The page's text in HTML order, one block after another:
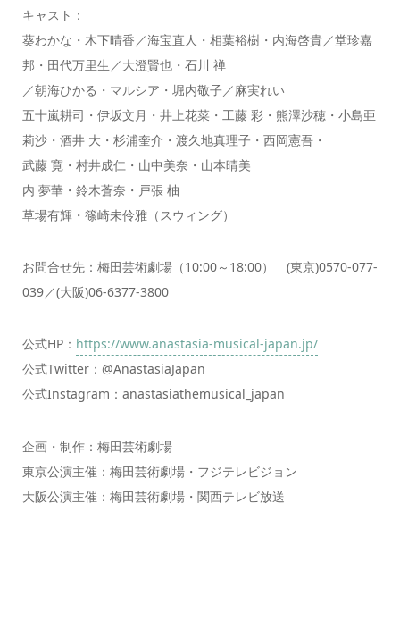
キャスト：
葵わかな・木下晴香／海宝直人・相葉裕樹・内海啓貴／堂珍嘉
邦・田代万里生／大澄賢也・石川 禅
／朝海ひかる・マルシア・堀内敬子／麻実れい
五十嵐耕司・伊坂文月・井上花菜・工藤 彩・熊澤沙穂・小島亜
莉沙・酒井 大・杉浦奎介・渡久地真理子・西岡憲吾・
武藤 寛・村井成仁・山中美奈・山本晴美
内 夢華・鈴木蒼奈・戸張 柚
草場有輝・篠崎未伶雅（スウィング）
お問合せ先：梅田芸術劇場（10:00～18:00） (東京)0570-077-
039／(大阪)06-6377-3800
公式HP： https://www.anastasia-musical-japan.jp/
公式Twitter：@AnastasiaJapan
公式Instagram：anastasiathemusical_japan
企画・制作：梅田芸術劇場
東京公演主催：梅田芸術劇場・フジテレビジョン
大阪公演主催：梅田芸術劇場・関西テレビ放送